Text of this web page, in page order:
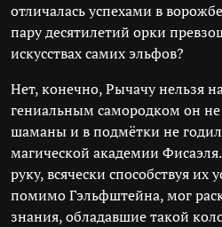
отличалась успехами в
пару десятилетий орки
искусствах самих эльфов?
Нет, конечно, Рычачу нельзя
гениальным самородком он
шаманы и в подмётки не
магической академии
руку, всячески способствуя их
помимо Гэльфштейна, мог
знания, обладавшие такой